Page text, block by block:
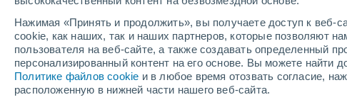
Нажимая «Принять и продолжить», вы получаете доступ к веб-
cookie, как наших, так и наших партнеров, которые позволяют
пользователя на веб-сайте, а также создавать определенный
персонализированный контент на его основе. Вы можете
Политике файлов cookie и в любое время отозвать согласие,
расположенную в нижней части нашего веб-сайта.
cегодня, 7 августа Весь день символ